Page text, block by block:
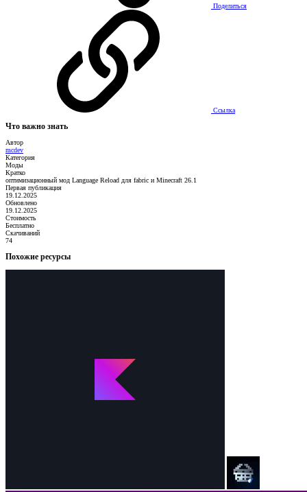
Поделиться
Ссылка
Что важно знать
Автор
mcdev
Категория
Моды
Кратко
оптимизационный мод Language Reload для fabric и Minecraft 26.1
Первая публикация
19.12.2025
Обновлено
19.12.2025
Стоимость
Бесплатно
Скачиваний
74
Похожие ресурсы